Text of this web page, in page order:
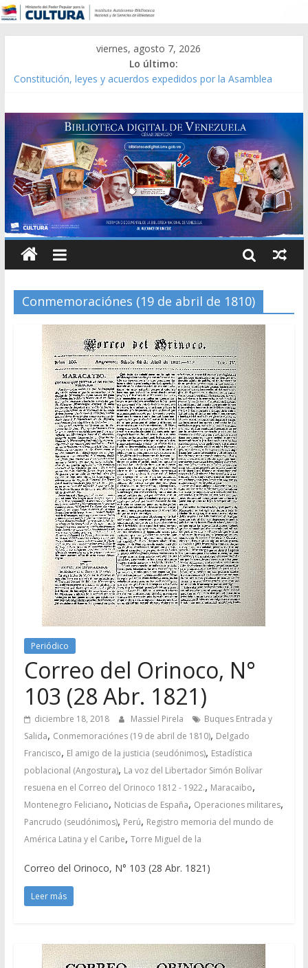
viernes, agosto 7, 2026
Lo último:
Constitución, leyes y acuerdos expedidos por la Asamblea
Modesta Bor Sánchez [material gráfico]
Gaceta Oficial de la República de Venezuela año CXXXIII Mes V,
Caracas 09 de marzo de 2006 N° 38.394
Catálogo temático de obras de Modesta Bor
Conmemoraciónes (19 de abril de 1810)
Periódico
Correo del Orinoco, N°
103 (28 Abr. 1821)
diciembre 18, 2018 Massiel Pirela
Buques Entrada y
Salida, Conmemoraciónes (19 de abril de 1810), Delgado
Francisco, El amigo de la justicia (seudónimos), Estadística
poblacional (Angostura), La voz del Libertador Simón Bolívar
resuena en el Correo del Orinoco 1812 - 1922., Maracaibo,
Montenegro Feliciano, Noticias de España, Operaciones militares,
Pancrudo (seudónimos), Perú, Registro memoria del mundo de
América Latina y el Caribe, Torre Miguel de la
Correo del Orinoco, N° 103 (28 Abr. 1821)
Leer más